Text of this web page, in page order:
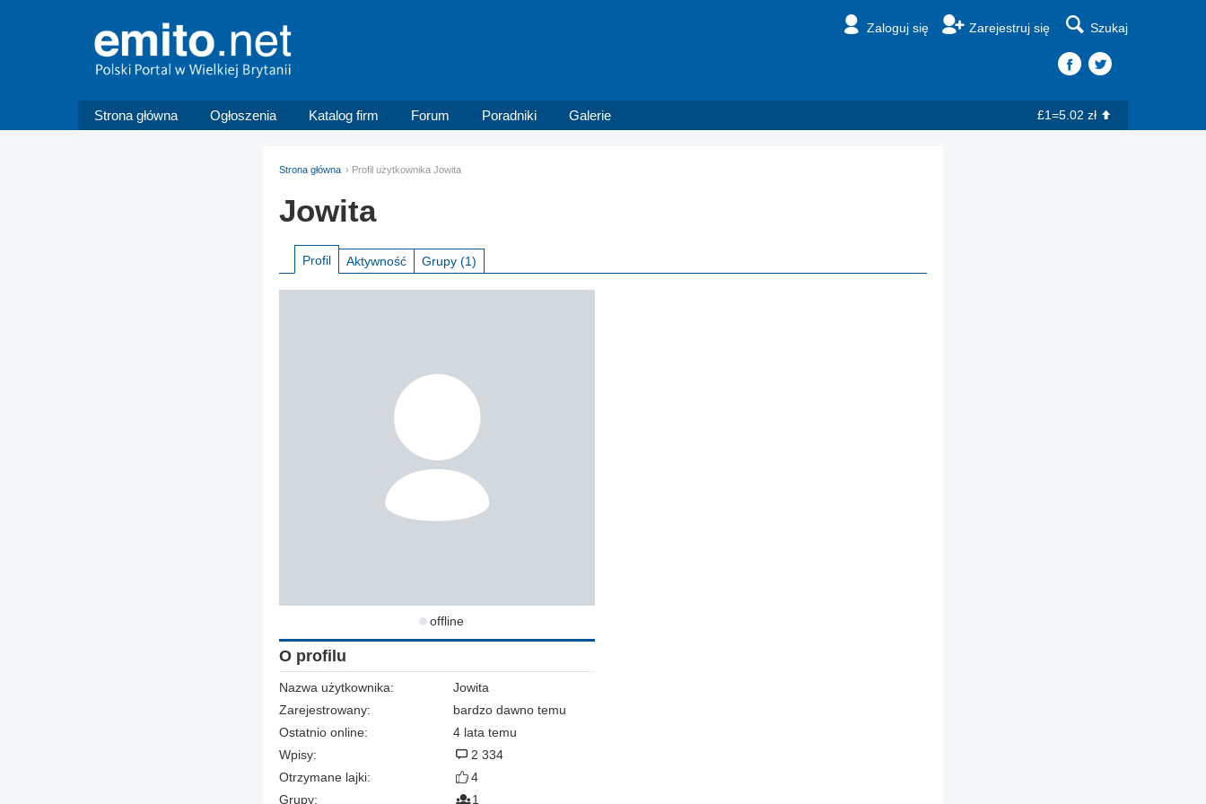
Zaloguj się Zarejestruj się Szukaj
Strona główna Ogłoszenia Katalog firm Forum Poradniki Galerie £1=5.02 zł
Strona główna Profil użytkownika Jowita
Jowita
Profil Aktywność Grupy (1)
offline
O profilu
Nazwa użytkownika:
Jowita
Zarejestrowany:
bardzo dawno temu
Ostatnio online:
4 lata temu
Wpisy:
2 334
Otrzymane lajki:
4
Grupy:
1